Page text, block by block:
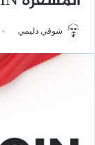
شوقي دليمي